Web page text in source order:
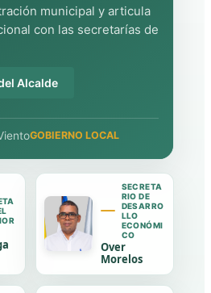
municipal y articula
con las secretarías de
Alcalde
GOBIERNO LOCAL
SECRETA
RIO DE
DESARRO
LLO
ECONÓMI
CO
Over
Morelos